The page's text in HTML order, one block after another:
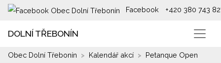
Facebook +420 380 743
DOLNÍ TŘEBONÍN
Obec Dolní Třebonín Kalendář akcí Petanque Open